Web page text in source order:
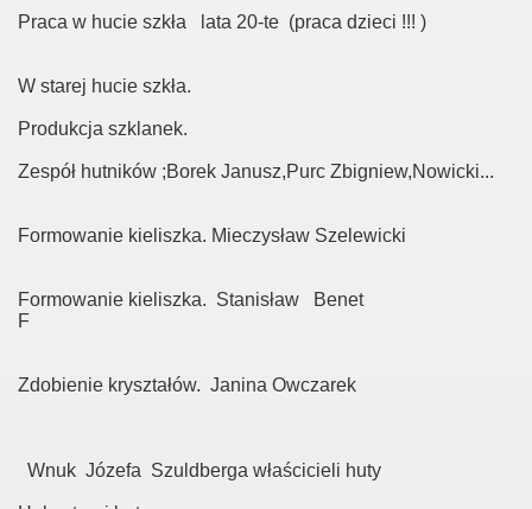
Praca w hucie szkła lata 20-te (praca dzieci !!! )
W starej hucie szkła.
Produkcja szklanek.
Zespół hutników ;Borek Janusz,Purc Zbigniew,Nowicki...
Formowanie kieliszka. Mieczysław Szelewicki
Formowanie kieliszka. Stanisław Benet
F
Zdobienie kryształów. Janina Owczarek
Wnuk Józefa Szuldberga właścicieli huty